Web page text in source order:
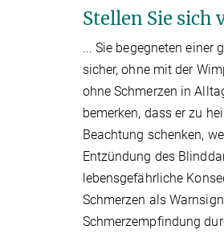
Stellen Sie sich
... Sie begegneten einer
sicher, ohne mit der
ohne Schmerzen in
bemerken, dass er zu
Beachtung schenken,
Entzündung des
lebensgefährliche
Schmerzen als
Schmerzempfindung